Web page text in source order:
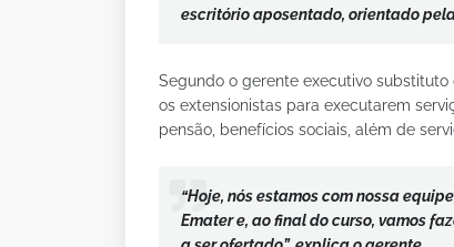
escritório aposentado, orientado
Segundo o gerente executivo
os extensionistas para executarem
pensão, benefícios sociais, além de
“Hoje, nós estamos com nossa
Emater e, ao final do curso, vamos